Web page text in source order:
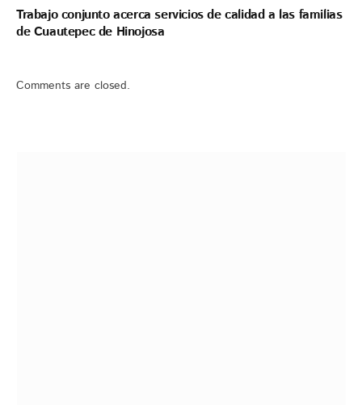
Trabajo conjunto acerca servicios de calidad a las familias
de Cuautepec de Hinojosa
Comments are closed.